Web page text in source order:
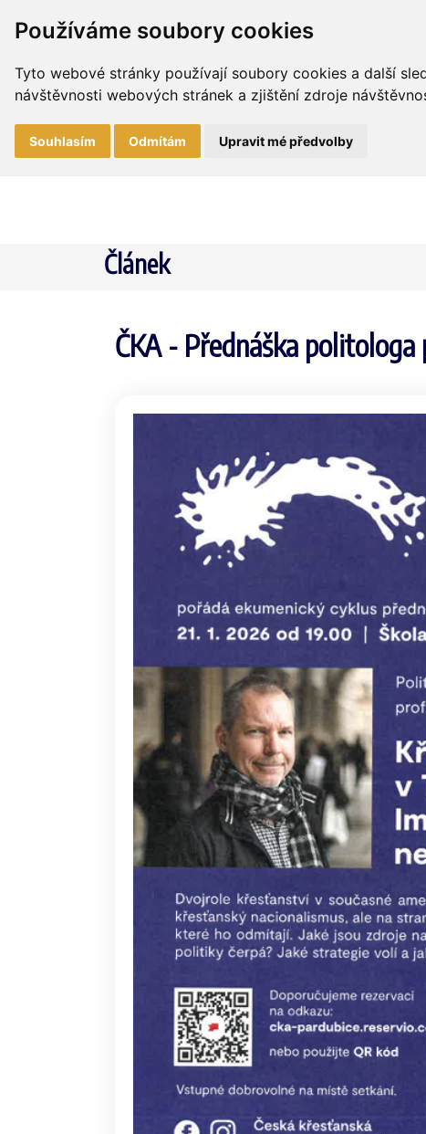
Používáme soubory cookies
Tyto webové stránky používají soubory cookies a další
návštěvnosti webových stránek a zjištění zdroje
Souhlasím Odmítám Upravit mé předvolby
Článek
ČKA - Přednáška